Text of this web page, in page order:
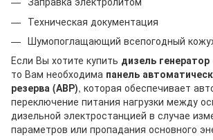
Техническая документация
Шумопоглащающий всепогодный
Если Вы хотите купить дизель
то Вам необходима панель
резерва (АВР), которая обеспечивает
переключение питания нагрузки между
дизельной электростанцией в случае
параметров или пропадания основного